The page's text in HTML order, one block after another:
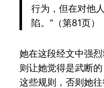
行为，但在对他
陷。“（第81页）
她在这段经文中强
则让她觉得是武断
这些规则，否则她